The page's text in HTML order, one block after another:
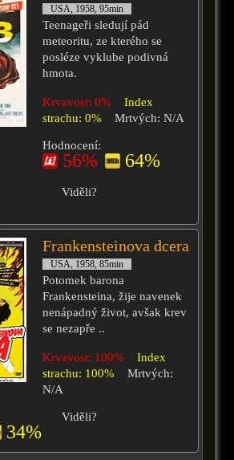
USA, 1958, 95min
Teenageři sledují pád
meteoritu, ze kterého se
posléze vyklube podivná
hmota.
Krvavost: 0%
Index
strachu: 0%
Mrtvých: N/A
Hodnocení:
56% 64%
Viděli?
Frankensteinova dcera
USA, 1958, 85min
Potomek barona
Frankensteina, žije navenek
nenápadný život, avšak krev
se nezapře ..
Krvavost: 100%
Index
strachu: 100%
Mrtvých:
N/A
34%
Viděli?